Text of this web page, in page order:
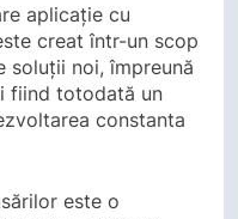
aplicație cu
creat într-un scop
soluții noi, împreună
fiind totodată un
constanta
este o